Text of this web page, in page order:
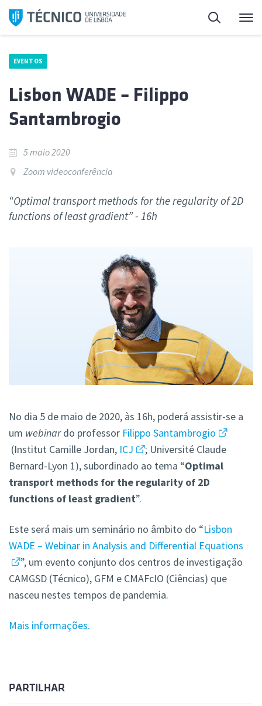
Saltar
para
Pesquisa
EVENTOS
Lisbon WADE – Filippo
Santambrogio
5 maio 2020
Zoom videoconferência
“Optimal transport methods for the regularity of 2D
functions of least gradient” - 16h
No dia 5 de maio de 2020, às 16h, poderá assistir-se a
um webinardo professor Filippo Santambrogio
(Institut Camille Jordan, ICJ
; Université Claude
Bernard-Lyon 1), subordinado ao tema “Optimal
transport methods for the regularity of 2D
functions of least gradient”.
Este será mais um seminário no âmbito do “Lisbon
WADE – Webinar in Analysis and Differential Equations
”, um evento conjunto dos centros de investigação
CAMGSD (Técnico), GFM e CMAFcIO (Ciências) que
nasceu nestes tempos de pandemia.
Mais informações.
PARTILHAR